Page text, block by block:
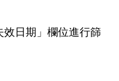
日期」欄位進行篩